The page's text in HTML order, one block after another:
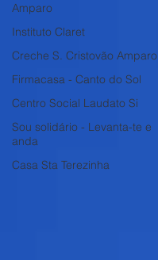
Amparo
Instituto Claret
Creche S. Cristovão Amparo
Firmacasa - Canto do Sol
Centro Social Laudato Si
Sou solidário - Levanta-te e
anda
Casa Sta Terezinha